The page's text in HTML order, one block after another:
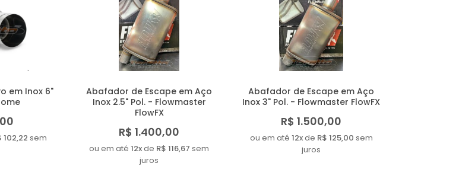
MENOR PREÇO
MAIOR PREÇO
em Inox 6"
102,22 sem
Abafador de Escape em Aço
Inox 2.5" Pol. - Flowmaster
FlowFX
R$ 1.400,00
ou em até 12xde R$ 116,67 sem
juros
Abafador de Escape em Aço
Inox 3" Pol. - Flowmaster FlowFX
R$ 1.500,00
ou em até 12xde R$ 125,00 sem
juros